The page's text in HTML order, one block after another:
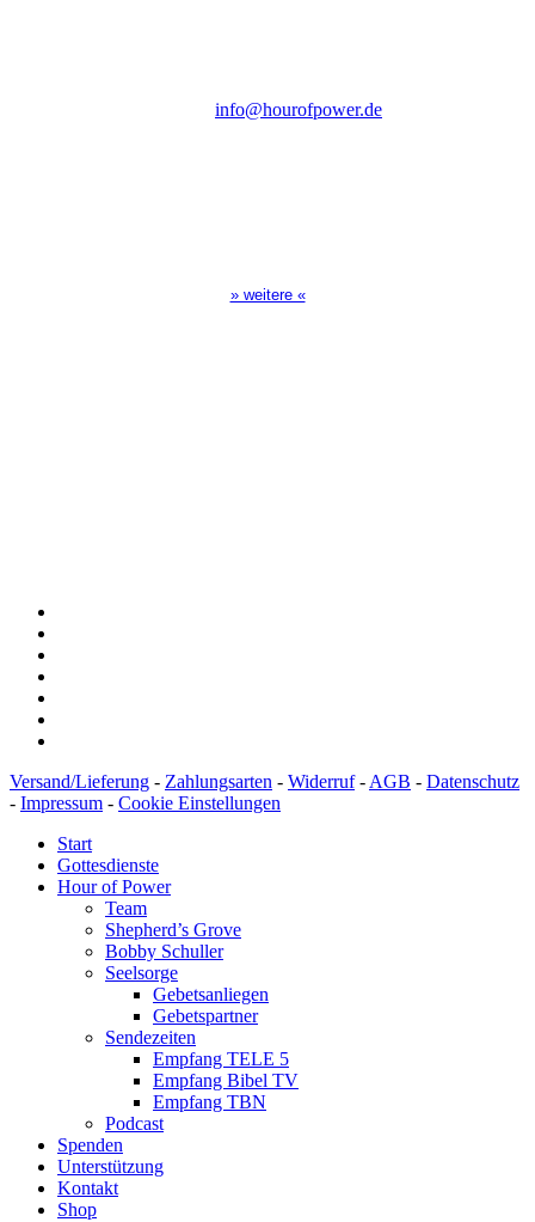
info@hourofpower.de
» weitere «
Versand/Lieferung - Zahlungsarten - Widerruf- AGB - Datenschutz
- Impressum - Cookie Einstellungen
Start
Gottesdienste
Hour of Power
Team
Shepherd’s Grove
Bobby Schuller
Seelsorge
Gebetsanliegen
Gebetspartner
Sendezeiten
Empfang TELE 5
Empfang Bibel TV
Empfang TBN
Podcast
Spenden
Unterstützung
Kontakt
Shop